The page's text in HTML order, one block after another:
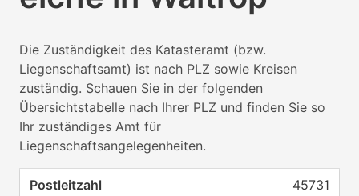
Die Zuständigkeit des Katasteramt (bzw.
Liegenschaftsamt) ist nach PLZ sowie Kreisen
zuständig. Schauen Sie in der folgenden
Übersichtstabelle nach Ihrer PLZ und finden Sie so
Ihr zuständiges Amt für
Liegenschaftsangelegenheiten.
45731